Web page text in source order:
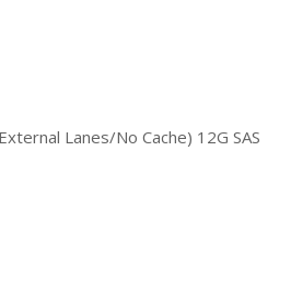
Lanes/No Cache) 12G SAS